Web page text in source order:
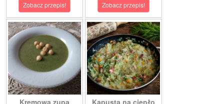
Zobacz przepis! Zobacz przepis!